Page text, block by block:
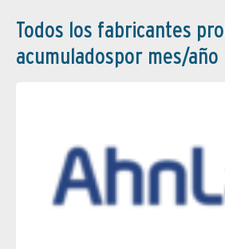
Todos los fabricantes
acumuladospor mes/año